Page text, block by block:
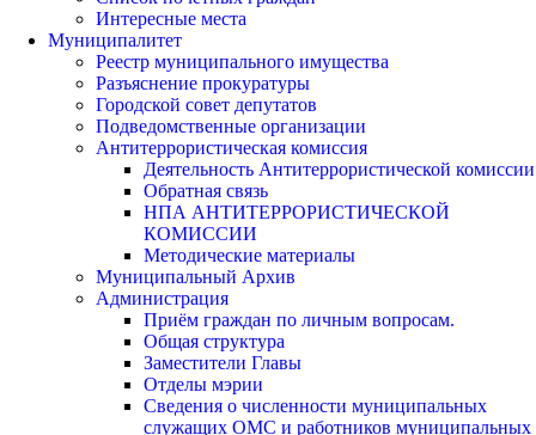
Интересные места
Муниципалитет
Реестр муниципального имущества
Разъяснение прокуратуры
Городской совет депутатов
Подведомственные организации
Антитеррористическая комиссия
Деятельность Антитеррористической комиссии
Обратная связь
НПА АНТИТЕРРОРИСТИЧЕСКОЙ
КОМИССИИ
Методические материалы
Муниципальный Архив
Администрация
Приём граждан по личным вопросам.
Общая структура
Заместители Главы
Отделы мэрии
Сведения о численности муниципальных
служащих ОМС и работников муниципальных